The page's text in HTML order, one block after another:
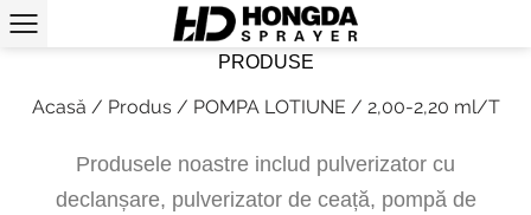
PRODUSE
Acasă / Produs / POMPA LOTIUNE / 2,00-2,20 ml/T
Produsele noastre includ pulverizator cu
declanșare, pulverizator de ceață, pompă de